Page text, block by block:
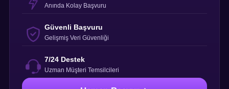
Anında Kolay Başvuru
Güvenli Başvuru
Gelişmiş Veri Güvenliği
7/24 Destek
Uzman Müşteri Temsilcileri